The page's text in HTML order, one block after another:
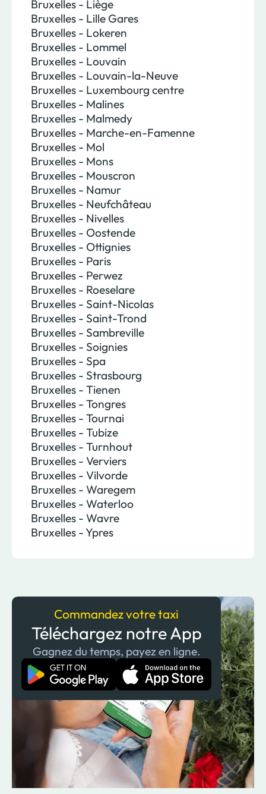
Bruxelles - Liège
Bruxelles - Lille Gares
Bruxelles - Lokeren
Bruxelles - Lommel
Bruxelles - Louvain
Bruxelles - Louvain-la-Neuve
Bruxelles - Luxembourg centre
Bruxelles - Malines
Bruxelles - Malmedy
Bruxelles - Marche-en-Famenne
Bruxelles - Mol
Bruxelles - Mons
Bruxelles - Mouscron
Bruxelles - Namur
Bruxelles - Neufchâteau
Bruxelles - Nivelles
Bruxelles - Oostende
Bruxelles - Ottignies
Bruxelles - Paris
Bruxelles - Perwez
Bruxelles - Roeselare
Bruxelles - Saint-Nicolas
Bruxelles - Saint-Trond
Bruxelles - Sambreville
Bruxelles - Soignies
Bruxelles - Spa
Bruxelles - Strasbourg
Bruxelles - Tienen
Bruxelles - Tongres
Bruxelles - Tournai
Bruxelles - Tubize
Bruxelles - Turnhout
Bruxelles - Verviers
Bruxelles - Vilvorde
Bruxelles - Waregem
Bruxelles - Waterloo
Bruxelles - Wavre
Bruxelles - Ypres
Commandez votre taxi
Téléchargez notre App
Gagnez du temps, payez en ligne.